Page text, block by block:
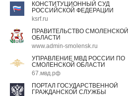
КОНСТИТУЦИОННЫЙ СУД
РОССИЙСКОЙ ФЕДЕРАЦИИ
ksrf.ru
ПРАВИТЕЛЬСТВО СМОЛЕНСКОЙ
ОБЛАСТИ
www.admin-smolensk.ru
УПРАВЛЕНИЕ МВД РОССИИ ПО
СМОЛЕНСКОЙ ОБЛАСТИ
67.мвд.рф
ПОРТАЛ ГОСУДАРСТВЕННОЙ
ГРАЖДАНСКОЙ СЛУЖБЫ